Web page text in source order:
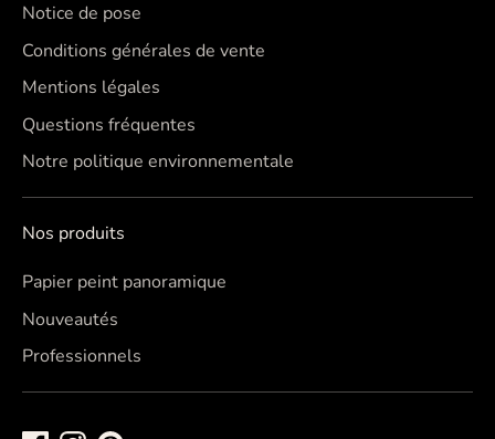
Notice de pose
Conditions générales de vente
Mentions légales
Questions fréquentes
Notre politique environnementale
Nos produits
Papier peint panoramique
Nouveautés
Professionnels